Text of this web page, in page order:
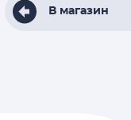
В магазин